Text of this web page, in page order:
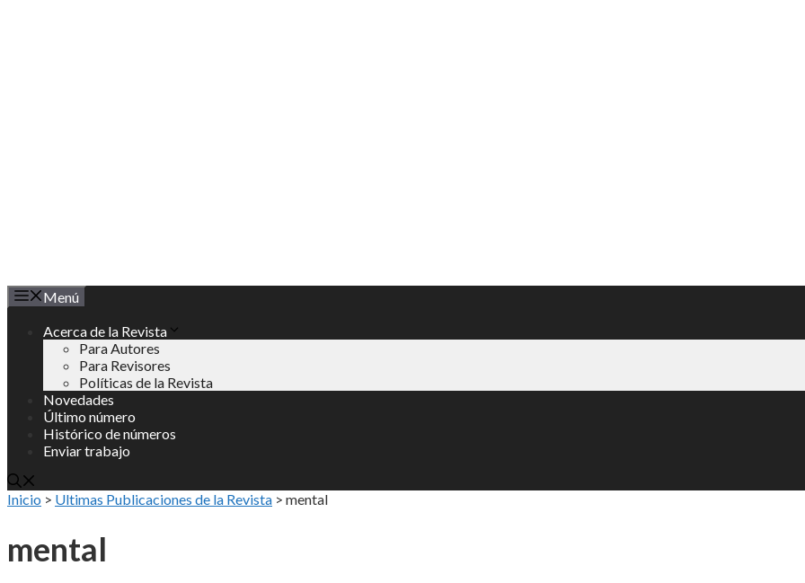
Menú
Acerca de la Revista
Para Autores
Para Revisores
Políticas de la Revista
Novedades
Último número
Histórico de números
Enviar trabajo
Inicio > Ultimas Publicaciones de la Revista > mental
mental